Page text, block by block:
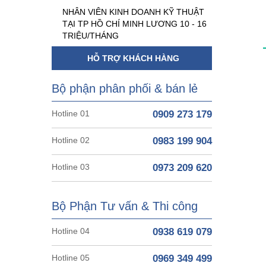
NHÂN VIÊN KINH DOANH KỸ THUẬT
TẠI TP HỒ CHÍ MINH LƯƠNG 10 - 16
TRIỆU/THÁNG
HỖ TRỢ KHÁCH HÀNG
Bộ phận phân phối & bán lẻ
Hotline 01 0909 273 179
Hotline 02 0983 199 904
Hotline 03 0973 209 620
Bộ Phận Tư vấn & Thi công
Hotline 04 0938 619 079
Hotline 05 0969 349 499